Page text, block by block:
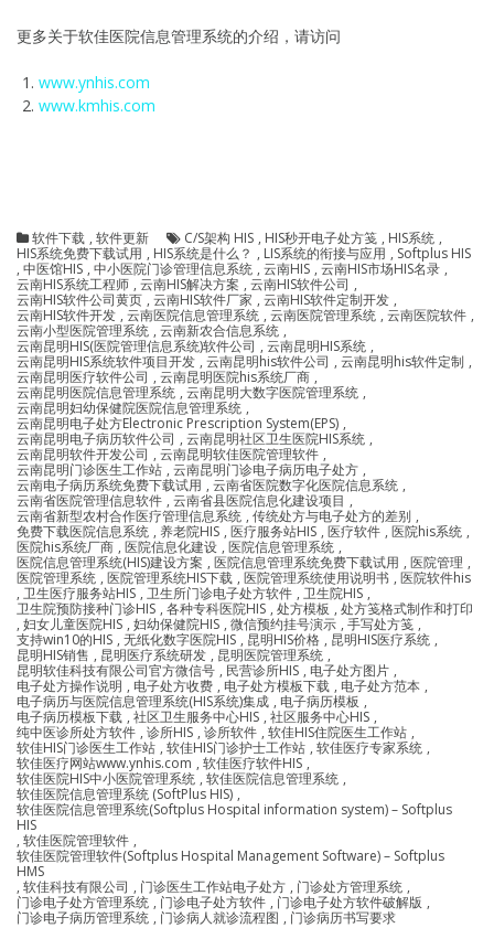
更多关于软佳医院信息管理系统的介绍，请访问
www.ynhis.com
www.kmhis.com
软件下载 , 软件更新 C/S架构 HIS , HIS秒开电子处方笺 , HIS系统 ,
HIS系统免费下载试用 , HIS系统是什么？ , LIS系统的衔接与应用 , Softplus HIS
, 中医馆HIS , 中小医院门诊管理信息系统 , 云南HIS , 云南HIS市场HIS名录 ,
云南HIS系统工程师 , 云南HIS解决方案 , 云南HIS软件公司 ,
云南HIS软件公司黄页 , 云南HIS软件厂家 , 云南HIS软件定制开发 ,
云南HIS软件开发 , 云南医院信息管理系统 , 云南医院管理系统 , 云南医院软件 ,
云南小型医院管理系统 , 云南新农合信息系统 ,
云南昆明HIS(医院管理信息系统)软件公司 , 云南昆明HIS系统 ,
云南昆明HIS系统软件项目开发 , 云南昆明his软件公司 , 云南昆明his软件定制 ,
云南昆明医疗软件公司 , 云南昆明医院his系统厂商 ,
云南昆明医院信息管理系统 , 云南昆明大数字医院管理系统 ,
云南昆明妇幼保健院医院信息管理系统 ,
云南昆明电子处方Electronic Prescription System(EPS) ,
云南昆明电子病历软件公司 , 云南昆明社区卫生医院HIS系统 ,
云南昆明软件开发公司 , 云南昆明软佳医院管理软件 ,
云南昆明门诊医生工作站 , 云南昆明门诊电子病历电子处方 ,
云南电子病历系统免费下载试用 , 云南省医院数字化医院信息系统 ,
云南省医院管理信息软件 , 云南省县医院信息化建设项目 ,
云南省新型农村合作医疗管理信息系统 , 传统处方与电子处方的差别 ,
免费下载医院信息系统 , 养老院HIS , 医疗服务站HIS , 医疗软件 , 医院his系统 ,
医院his系统厂商 , 医院信息化建设 , 医院信息管理系统 ,
医院信息管理系统(HIS)建设方案 , 医院信息管理系统免费下载试用 , 医院管理 ,
医院管理系统 , 医院管理系统HIS下载 , 医院管理系统使用说明书 , 医院软件his
, 卫生医疗服务站HIS , 卫生所门诊电子处方软件 , 卫生院HIS ,
卫生院预防接种门诊HIS , 各种专科医院HIS , 处方模板 , 处方笺格式制作和打印
, 妇女儿童医院HIS , 妇幼保健院HIS , 微信预约挂号演示 , 手写处方笺 ,
支持win10的HIS , 无纸化数字医院HIS , 昆明HIS价格 , 昆明HIS医疗系统 ,
昆明HIS销售 , 昆明医疗系统研发 , 昆明医院管理系统 ,
昆明软佳科技有限公司官方微信号 , 民营诊所HIS , 电子处方图片 ,
电子处方操作说明 , 电子处方收费 , 电子处方模板下载 , 电子处方范本 ,
电子病历与医院信息管理系统(HIS系统)集成 , 电子病历模板 ,
电子病历模板下载 , 社区卫生服务中心HIS , 社区服务中心HIS ,
纯中医诊所处方软件 , 诊所HIS , 诊所软件 , 软佳HIS住院医生工作站 ,
软佳HIS门诊医生工作站 , 软佳HIS门诊护士工作站 , 软佳医疗专家系统 ,
软佳医疗网站www.ynhis.com , 软佳医疗软件HIS ,
软佳医院HIS中小医院管理系统 , 软佳医院信息管理系统 ,
软佳医院信息管理系统 (SoftPlus HIS) ,
软佳医院信息管理系统(Softplus Hospital information system) – Softplus
HIS
, 软佳医院管理软件 ,
软佳医院管理软件(Softplus Hospital Management Software) – Softplus
HMS
, 软佳科技有限公司 , 门诊医生工作站电子处方 , 门诊处方管理系统 ,
门诊电子处方管理系统 , 门诊电子处方软件 , 门诊电子处方软件破解版 ,
门诊电子病历管理系统 , 门诊病人就诊流程图 , 门诊病历书写要求